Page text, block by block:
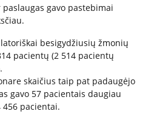
gavo pastebimai
besigydžiusių žmonių
pacientų (2 514 pacientų
skaičius taip pat padaugėjo
gavo 57 pacientais daugiau
456 pacientai.